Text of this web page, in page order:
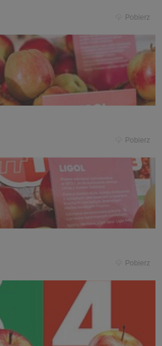
Pobierz
Pobierz
Pobierz